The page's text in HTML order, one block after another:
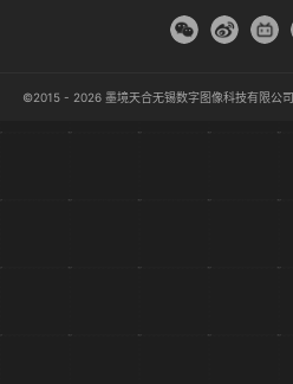
©2015 - 2026 墨境天合无锡数字图像科技有限公司